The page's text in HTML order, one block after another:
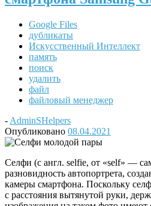
Google Files
дубликаты
Искусственный Интеллект
память
поиск
удалить
файл
файловый менеджер
- AdminSHelpers
Опубликовано 08.04.2021
Селфи (с англ. selfie, от «self» —
разновидность автопортрета,
камеры смартфона. Поскольку
с расстояния вытянутой руки,